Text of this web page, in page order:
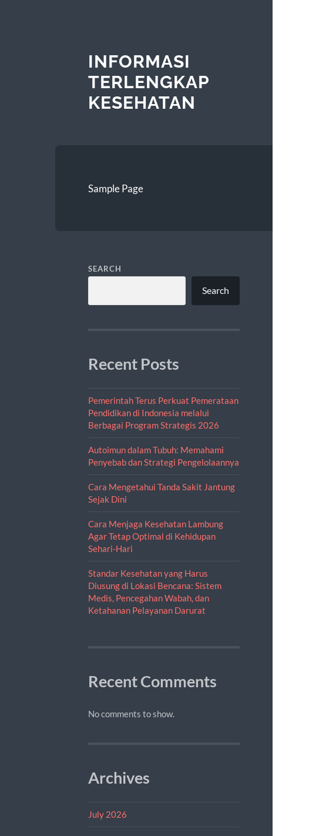
INFORMASI
TERLENGKAP
KESEHATAN
Sample Page
SEARCH
Search
Recent Posts
Pemerintah Terus Perkuat Pemerataan
Pendidikan di Indonesia melalui
Berbagai Program Strategis 2026
Autoimun dalam Tubuh: Memahami
Penyebab dan Strategi Pengelolaannya
Cara Mengetahui Tanda Sakit Jantung
Sejak Dini
Cara Menjaga Kesehatan Lambung
Agar Tetap Optimal di Kehidupan
Sehari-Hari
Standar Kesehatan yang Harus
Diusung di Lokasi Bencana: Sistem
Medis, Pencegahan Wabah, dan
Ketahanan Pelayanan Darurat
Recent Comments
No comments to show.
Archives
July 2026